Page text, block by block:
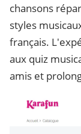
chansons
styles
français.
aux quiz
amis et